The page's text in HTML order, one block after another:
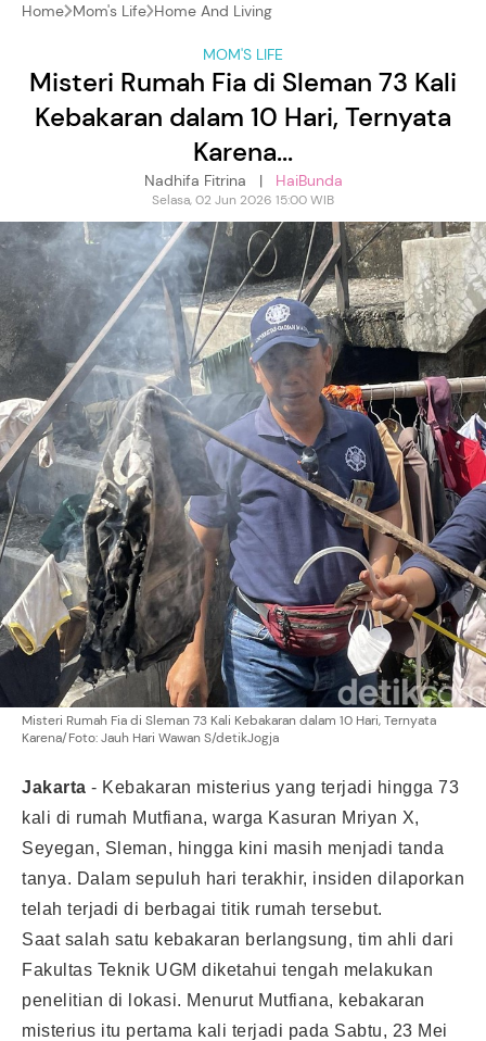
Home Mom's Life Home And Living
MOM'S LIFE
Misteri Rumah Fia di Sleman 73 Kali
Kebakaran dalam 10 Hari, Ternyata
Karena...
Nadhifa Fitrina | HaiBunda
Selasa, 02 Jun 2026 15:00 WIB
Misteri Rumah Fia di Sleman 73 Kali Kebakaran dalam 10 Hari, Ternyata
Karena/Foto: Jauh Hari Wawan S/detikJogja
Jakarta - Kebakaran misterius yang terjadi hingga 73
kali di rumah Mutfiana, warga Kasuran Mriyan X,
Seyegan, Sleman, hingga kini masih menjadi tanda
tanya. Dalam sepuluh hari terakhir, insiden dilaporkan
telah terjadi di berbagai titik rumah tersebut.
Saat salah satu kebakaran berlangsung, tim ahli dari
Fakultas Teknik UGM diketahui tengah melakukan
penelitian di lokasi. Menurut Mutfiana, kebakaran
misterius itu pertama kali terjadi pada Sabtu, 23 Mei